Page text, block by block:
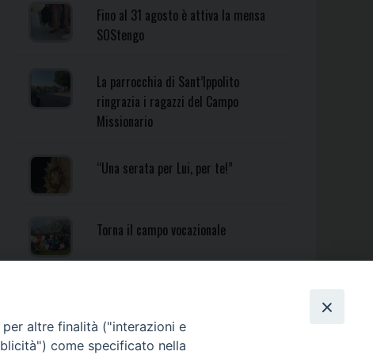
Fino al 31 agosto è attiva la mensa
SOStengo
La parrocchia di Sant’Ippolito
ringrazia i ragazzi del Campo
Missionario
“Una serata per Lui, per te!”
Torna il campo vocazionale
altre finalità ("interazioni e
come specificato nella